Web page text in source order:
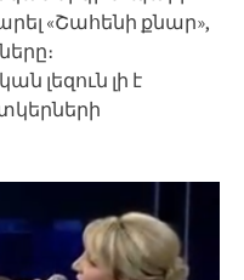
«Շահենի քնար»,
լեզուն լի է